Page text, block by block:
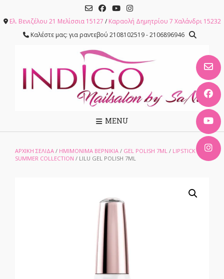
content
Ελ. Βενιζέλου 21 Μελίσσια 15127 / Καραολή Δημητρίου 7 Χαλάνδρι 15232
Καλέστε μας: για ραντεβού 2108102519 - 2106896946
MENU
ΑΡΧΙΚΉ ΣΕΛΊΔΑ / ΗΜΙΜΟΝΙΜΑ ΒΕΡΝΙΚΙΑ / GEL POLISH 7ML / LIPSTICK
SUMMER COLLECTION / LILU GEL POLISH 7ML